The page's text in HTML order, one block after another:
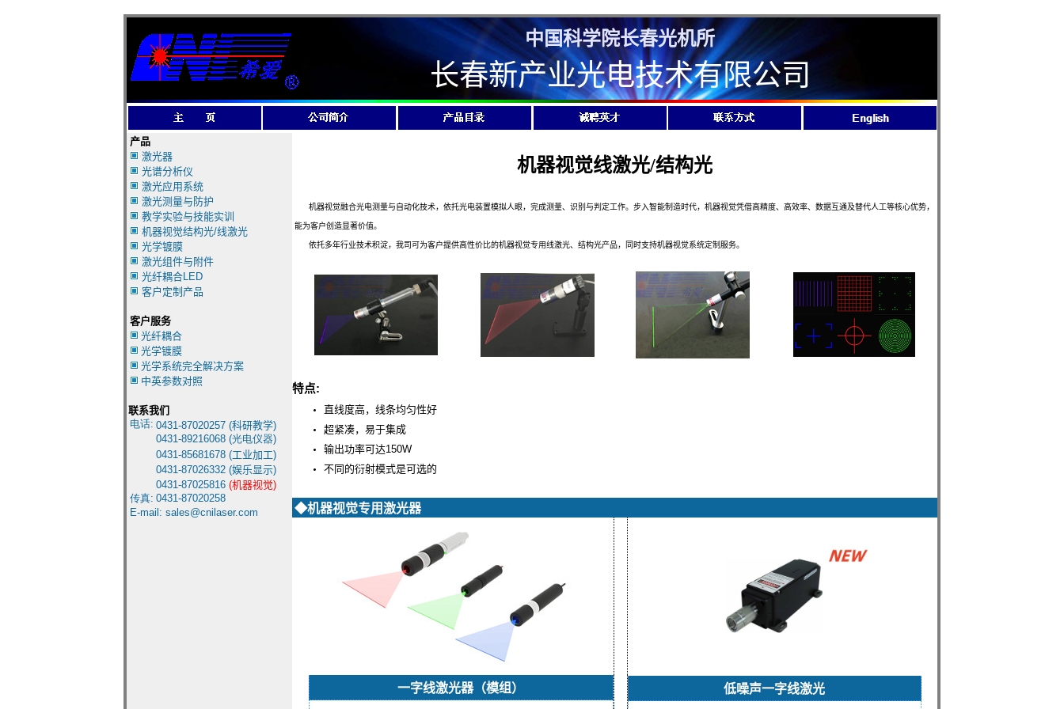
中国科学院长春光机所
长春新产业光电技术有限公司
产品
激光器
光谱分析仪
激光应用系统
激光测量与防护
教学实验与技能实训
机器视觉结构光/线激光
光学镀膜
激光组件与附件
光纤耦合LED
客户定制产品
客户服务
光纤耦合
光学镀膜
光学系统完全解决方案
中英参数对照
联系我们
电话: 0431-87020257 (科研教学)
0431-89216068 (光电仪器)
0431-85681678 (工业加工)
0431-87026332 (娱乐显示)
0431-87025816 (机器视觉)
传真: 0431-87020258
E-mail: sales@cnilaser.com
机器视觉线激光/结构光
机器视觉融合光电测量与自动化技术，依托光电装置模拟人眼，完成测量、识别与判定工作。步入智能制造时代，机器视觉凭借高精度、高效率、数据互通及替代人工等核心优势，
能为客户创造显著价值。
依托多年行业技术积淀，我司可为客户提供高性价比的机器视觉专用线激光、结构光产品，同时支持机器视觉系统定制服务。
特点:
直线度高，线条均匀性好
超紧凑，易于集成
输出功率可达150W
不同的衍射模式是可选的
◆机器视觉专用激光器
一字线激光器（模组） 低噪声一字线激光